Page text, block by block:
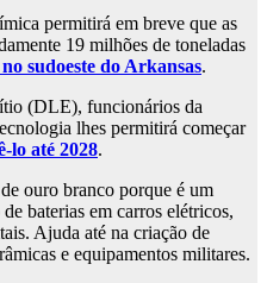
permitirá em breve que as
19 milhões de toneladas
sudoeste do Arkansas.
(DLE), funcionários da
lhes permitirá começar
lo até 2028.
ouro branco porque é um
baterias em carros elétricos,
Ajuda até na criação de
e equipamentos militares.